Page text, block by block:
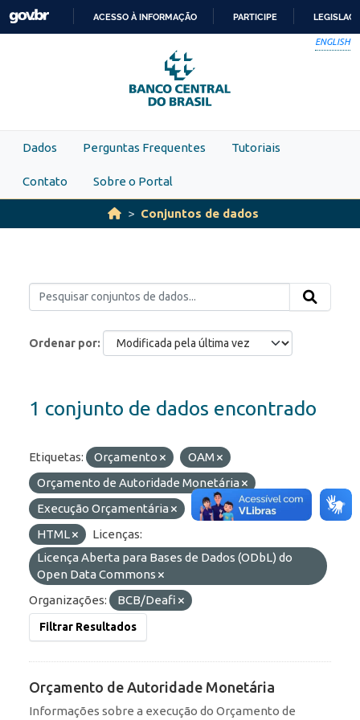
Skip to main content
PARA
O
CONTEÚDO
ACESSO À INFORMAÇÃO PARTICIPE
ENGLISH
Dados Perguntas Frequentes Tutoriais
Contato Sobre o Portal
Conjuntos de dados
Ordenar por
1 conjunto de dados encontrado
Etiquetas: Orçamento
OAM
Orçamento de Autoridade Monetária
Execução Orçamentária
Formatos:
OData
HTML
Licenças:
Licença Aberta para Bases de Dados (ODbL) do
Open Data Commons
Organizações:
BCB/Deafi
Filtrar Resultados
Orçamento de Autoridade Monetária
Informações sobre a execução do Orçamento de